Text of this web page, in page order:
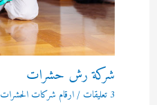
شركة رش حشرات
3 تعليقات /ارقام شركات الحشرات